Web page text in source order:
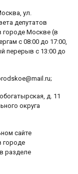
ул.
депутатов
городе Москве (в
с 08:00 до 17:00,
перерыв с 13:00 до
д. 11
округа
сайте
городе
разделе